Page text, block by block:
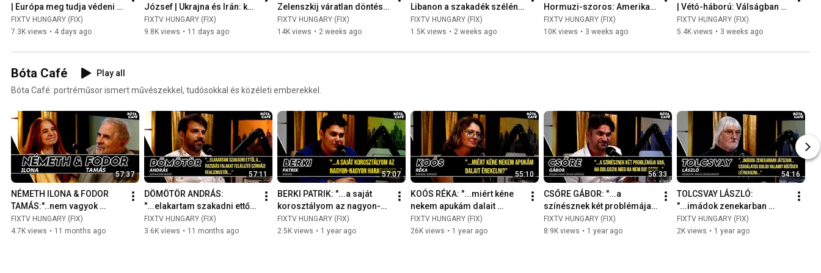
geopolitika mélyebb összefüggései, iratkozz fel az Enigmára!
| Európa meg tudja védeni
magát Amerika nélkül?
FIXTV HUNGARY (FIX)
7.3K views • 4 days ago
József | Ukrajna és Irán: két
háború, két eszkalációs
spirál
FIXTV HUNGARY (FIX)
9.8K views • 11 days ago
Zelenszkij váratlan döntése:
mi lesz az ukrán
drónháborúval?
FIXTV HUNGARY (FIX)
14K views • 2 weeks ago
Libanon a szakadék szélén:
Mi vár ránk Dél-Libanonban?
FIXTV HUNGARY (FIX)
1.5K views • 2 weeks ago
Hormuzi-szoros: Amerika
átvenné az irányítást?
FIXTV HUNGARY (FIX)
10K views • 3 weeks ago
| Vétó-háború: Válságban a
Tusk-kormány?
FIXTV HUNGARY (FIX)
5.4K views • 3 weeks ago
Bóta Café
Play all
Bóta Café: portréműsor ismert művészekkel, tudósokkal és közéleti emberekkel.
57:37
NÉMETH ILONA & FODOR
TAMÁS:"..nem vagyok
televíziósorozatban, mert
az jelenti az ismertséget
FIXTV HUNGARY (FIX)
4.7K views • 11 months ago
57:11
DÖMÖTÖR ANDRÁS:
"...elakartam szakadni ettől
a...rozsdás falakat felállító
színházi realizmustól..."
FIXTV HUNGARY (FIX)
3.6K views • 11 months ago
57:07
BERKI PATRIK: "...a saját
korosztályom az nagyon-
nagyon haragudott..."
FIXTV HUNGARY (FIX)
2.5K views • 1 year ago
55:10
KOÓS RÉKA: "...miért kéne
nekem apukám dalait
énekelni?"
FIXTV HUNGARY (FIX)
26K views • 1 year ago
56:33
CSŐRE GÁBOR: "...a
színésznek két problémája
van, ha dolgozik meg ha
nem dolgozik..."
FIXTV HUNGARY (FIX)
8.9K views • 1 year ago
54:16
TOLCSVAY LÁSZLÓ:
"...imádok zenekarban
játszani...csodálatos dolog
valamit közösen
FIXTV HUNGARY (FIX)
2K views • 1 year ago